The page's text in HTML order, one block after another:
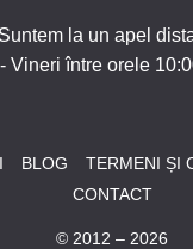
Suntem la un apel
Vineri între orele
BLOG TERMENI ȘI
CONTACT
© 2012 – 2026